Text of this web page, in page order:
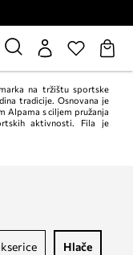
na tržištu sportske
tradicije. Osnovana je
Alpama s ciljem pružanja
aktivnosti. Fila je
hlače